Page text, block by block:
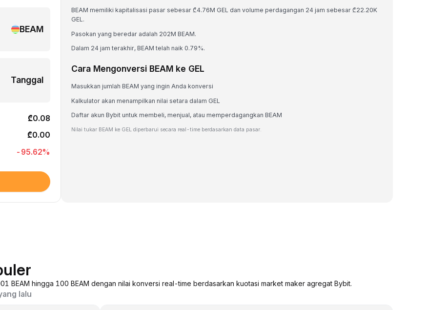
BEAM
Tanggal
₾0.08
₾0.00
-95.62%
BEAM memiliki kapitalisasi pasar sebesar ₾4.76M GEL dan volume perdagangan 24 jam sebesar ₾22.20K
GEL.
Pasokan yang beredar adalah 202M BEAM.
Dalam 24 jam terakhir, BEAM telah naik 0.79%.
Cara Mengonversi BEAM ke GEL
Masukkan jumlah BEAM yang ingin Anda konversi
Kalkulator akan menampilkan nilai setara dalam GEL
Daftar akun Bybit untuk membeli, menjual, atau memperdagangkan BEAM
Nilai tukar BEAM ke GEL diperbarui secara real-time berdasarkan data pasar.
BEAM hingga 100 BEAM dengan nilai konversi real-time berdasarkan kuotasi market maker agregat Bybit.
lalu